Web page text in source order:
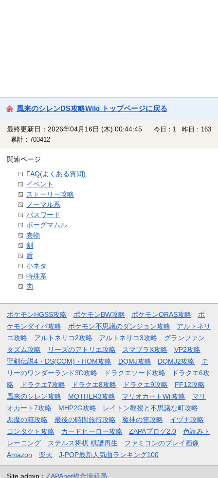
風来のシレンDS攻略Wiki トップページに戻る
最終更新日：2026年04月16日 (木) 00:44:45
今日：1 昨日：163
累計：703412
関連ページ
FAQ(よくある質問)
イベント
ストーリー攻略
ノーマル系
パスワード
ボーグマムル
巻物
剣
盾
小ネタ
特殊系
肉
ポケモンHGSS攻略 ポケモンBW攻略 ポケモンORAS攻略
ポ
ケモンダイパ攻略
ポケモン不思議のダンジョン攻略
アルトネリ
コ攻略
アルトネリコ2攻略 アルトネリコ3攻略
グランファン
タズム攻略
リーズのアトリエ攻略 スマブラX攻略
VP2攻略
聖剣伝説4・DS(COM)・HOM攻略
DQMJ攻略 DQMJ2攻略
テ
リーのワンダーランド3D攻略
ドラクエソード攻略
ドラクエ6攻
略
ドラクエ7攻略 ドラクエ8攻略 ドラクエ9攻略
FF12攻略
風来のシレン攻略
MOTHER3攻略 マリオカートWii攻略
マリ
オカート7攻略
MHP2G攻略
レイトン教授と不思議な町攻略
悪魔の箱攻略
最後の時間旅行攻略 魔神の笛攻略
イヅナ攻略
コンタクト攻略
カードヒーロー攻略 ZAPAブログ2.0
色読みト
レーニング
ステルス将棋 棋譜再生
ファミコンのプレイ画像
Amazon
楽天 J-POP最新人気曲ランキング100
Site admin： ZAPAnet総合情報局